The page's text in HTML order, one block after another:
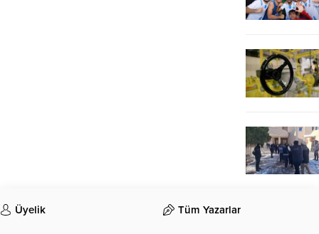
Üyelik Tüm Yazarlar